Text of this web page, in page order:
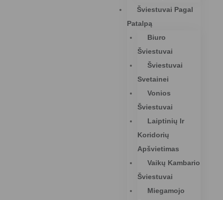
Šviestuvai Pagal
Patalpą
Biuro
Šviestuvai
Šviestuvai
Svetainei
Vonios
Šviestuvai
Laiptinių Ir
Koridorių
Apšvietimas
Vaikų Kambario
Šviestuvai
Miegamojo